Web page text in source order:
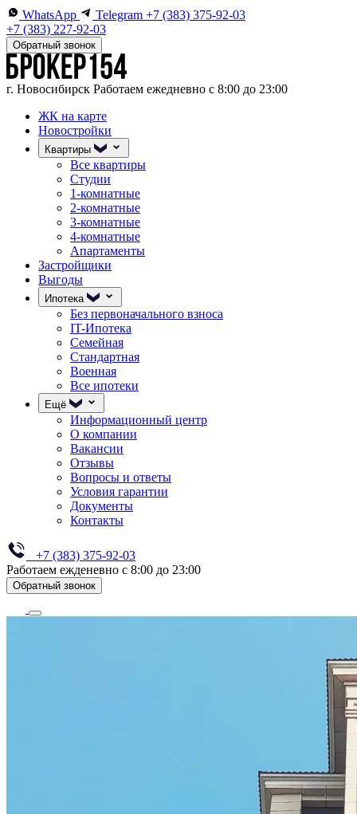
WhatsApp Telegram +7 (383) 375-92-03
+7 (383) 227-92-03
Обратный звонок
г. Новосибирск Работаем ежедневно с 8:00 до 23:00
ЖК на карте
Новостройки
Квартиры
Все квартиры
Студии
1-комнатные
2-комнатные
3-комнатные
4-комнатные
Апартаменты
Застройщики
Выгоды
Ипотека
Без первоначального взноса
IT-Ипотека
Семейная
Стандартная
Военная
Все ипотеки
Ещё
Информационный центр
О компании
Вакансии
Отзывы
Вопросы и ответы
Условия гарантии
Документы
Контакты
+7 (383) 375-92-03
Работаем ежденевно с 8:00 до 23:00
Обратный звонок